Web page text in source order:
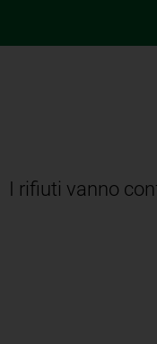
I rifiuti vanno